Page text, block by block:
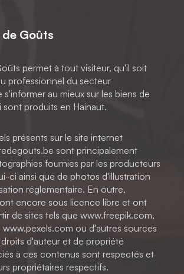
Goûts
permet à tout visiteur, qu'il soit
professionnel du secteur
s'informer au mieux sur les biens de
produits en Hainaut.
présents sur le site internet
sont principalement
fournies par les producteurs
ci ainsi que de photos d'illustration
réglementaire. En outre,
encore sous licence libre et ont
de sites tels que www.freepik.com,
ou d'autres sources
droits d'auteur et de propriété
à ces contenus sont respectés et
propriétaires respectifs.